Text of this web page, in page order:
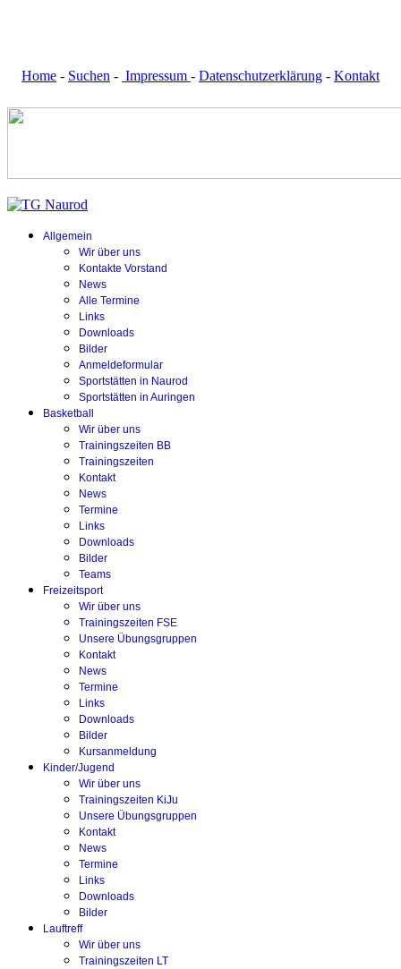
Home - Suchen - Impressum - Datenschutzerklärung - Kontakt
Allgemein
Wir über uns
Kontakte Vorstand
News
Alle Termine
Links
Downloads
Bilder
Anmeldeformular
Sportstätten in Naurod
Sportstätten in Auringen
Basketball
Wir über uns
Trainingszeiten BB
Trainingszeiten
Kontakt
News
Termine
Links
Downloads
Bilder
Teams
Freizeitsport
Wir über uns
Trainingszeiten FSE
Unsere Übungsgruppen
Kontakt
News
Termine
Links
Downloads
Bilder
Kursanmeldung
Kinder/Jugend
Wir über uns
Trainingszeiten KiJu
Unsere Übungsgruppen
Kontakt
News
Termine
Links
Downloads
Bilder
Lauftreff
Wir über uns
Trainingszeiten LT